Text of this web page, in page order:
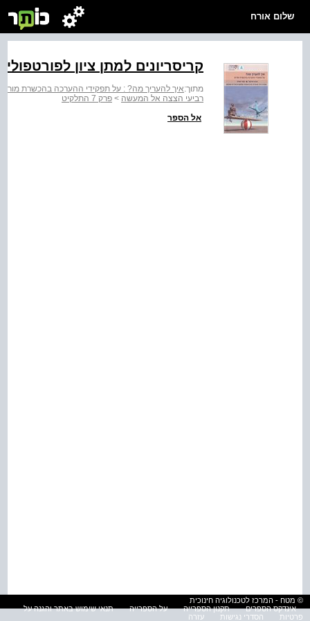
שלום אורח
קריסריונים למתן ציון
מתוך:איך להעריך מה? : על תפקידי ההערכה בהכשרת מורים
רביעי הצצה אל המעשה > פרק 7 התלקיט
אל הספר
© מטח - המרכז לטכנולוגיה חינוכית
אינדקס הספרים
תקנון הספרייה על הספרייה
תנאי שימוש באתר והגנה על
פרטיות
הסדרי נגישות עזרה